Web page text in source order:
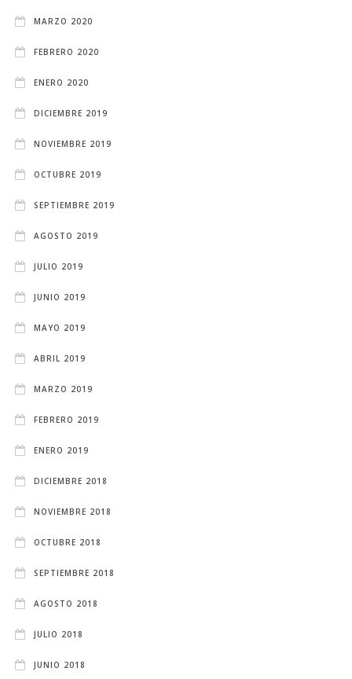
MARZO 2020
FEBRERO 2020
ENERO 2020
DICIEMBRE 2019
NOVIEMBRE 2019
OCTUBRE 2019
SEPTIEMBRE 2019
AGOSTO 2019
JULIO 2019
JUNIO 2019
MAYO 2019
ABRIL 2019
MARZO 2019
FEBRERO 2019
ENERO 2019
DICIEMBRE 2018
NOVIEMBRE 2018
OCTUBRE 2018
SEPTIEMBRE 2018
AGOSTO 2018
JULIO 2018
JUNIO 2018